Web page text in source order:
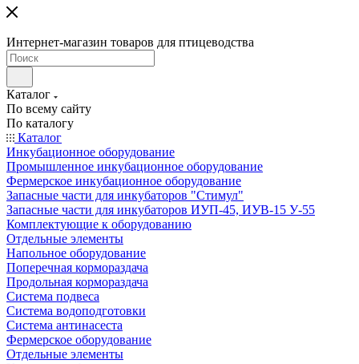
Интернет-магазин товаров для птицеводства
Каталог
По всему сайту
По каталогу
Каталог
Инкубационное оборудование
Промышленное инкубационное оборудование
Фермерское инкубационное оборудование
Запасные части для инкубаторов "Стимул"
Запасные части для инкубаторов ИУП-45, ИУВ-15 У-55
Комплектующие к оборудованию
Отдельные элементы
Напольное оборудование
Поперечная кормораздача
Продольная кормораздача
Система подвеса
Система водоподготовки
Система антинасеста
Фермерское оборудование
Отдельные элементы